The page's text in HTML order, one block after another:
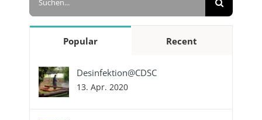
Popular Recent
Desinfektion@CDSC
13. Apr. 2020